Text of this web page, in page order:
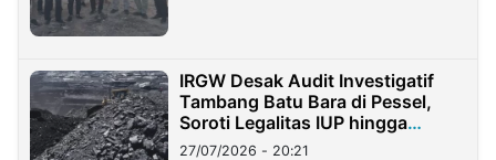
IRGW Desak Audit Investigatif
Tambang Batu Bara di Pessel,
Soroti Legalitas IUP hingga
Stockpile
27/07/2026 - 20:21